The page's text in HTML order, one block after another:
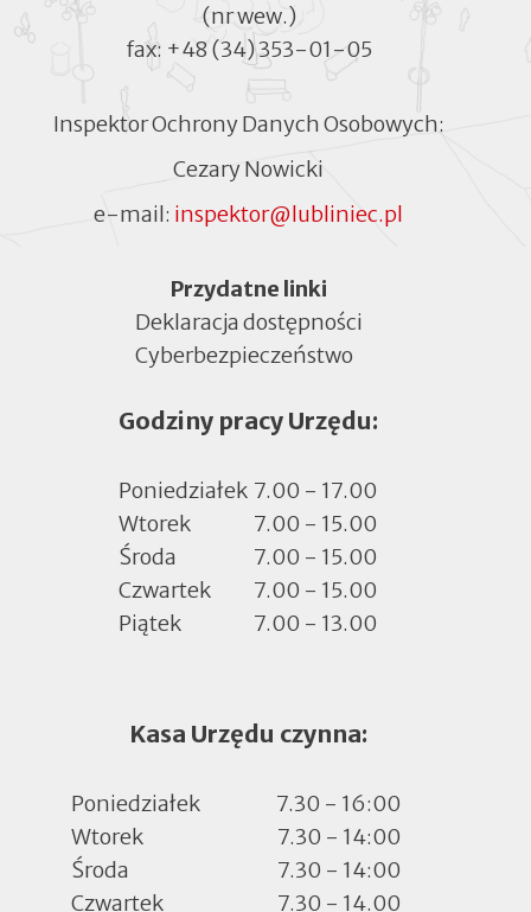
(nr wew.)
fax: +48 (34) 353-01-05
Inspektor Ochrony Danych Osobowych:
Cezary Nowicki
e-mail: inspektor@lubliniec.pl
MenuPrzydatne linki
Deklaracja dostępności
Cyberbezpieczeństwo
w
zakładce
Godziny pracy Urzędu:
Poniedziałek 7.00 - 17.00
Wtorek
7.00 - 15.00
Środa
7.00 - 15.00
Czwartek
7.00 - 15.00
Piątek
7.00 - 13.00
Kasa Urzędu czynna:
Poniedziałek
7.30 - 16:00
Wtorek
7.30 - 14:00
Środa
7.30 - 14:00
Czwartek
7.30 - 14.00